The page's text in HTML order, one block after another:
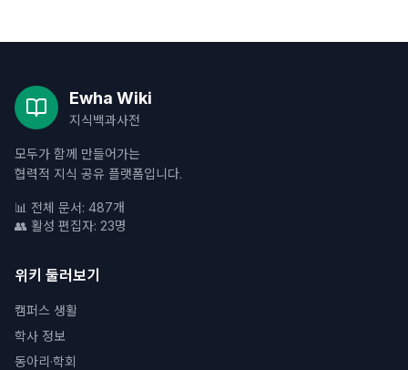
Ewha Wiki
지식백과사전
모두가 함께 만들어가는
협력적 지식 공유 플랫폼입니다.
📊 전체 문서: 487개
👥 활성 편집자: 23명
위키 둘러보기
캠퍼스 생활
학사 정보
동아리·학회